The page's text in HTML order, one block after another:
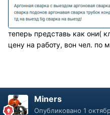
теперь представь как они(
цену на работу, вон чел. по
Miners
Опубликовано 1